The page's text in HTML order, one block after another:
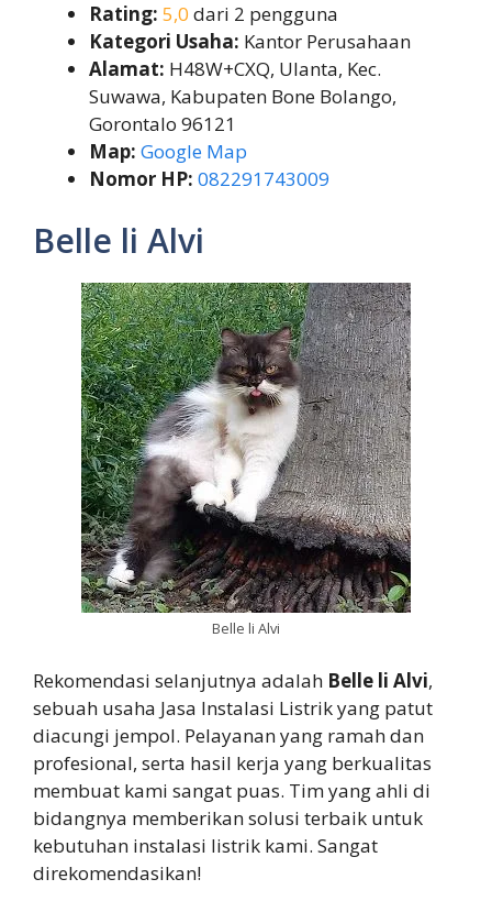
Rating: 5,0 dari 2 pengguna
Kategori Usaha: Kantor Perusahaan
Alamat: H48W+CXQ, Ulanta, Kec.
Suwawa, Kabupaten Bone Bolango,
Gorontalo 96121
Map: Google Map
Nomor HP: 082291743009
Belle li Alvi
Belle li Alvi
Rekomendasi selanjutnya adalah Belle li Alvi,
sebuah usaha Jasa Instalasi Listrik yang patut
diacungi jempol. Pelayanan yang ramah dan
profesional, serta hasil kerja yang berkualitas
membuat kami sangat puas. Tim yang ahli di
bidangnya memberikan solusi terbaik untuk
kebutuhan instalasi listrik kami. Sangat
direkomendasikan!